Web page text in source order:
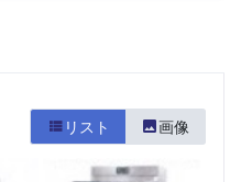
リスト 画像